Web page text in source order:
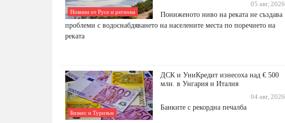
Новини от Русе и региона
05 авг, 2026
Пониженото ниво на реката не създава
проблеми с водоснабдяването на населените места по поречието на
реката
Бизнес и Туризъм
ДСК и УниКредит изнесоха над € 500
млн. в Унгария и Италия
04 авг, 2026
Банките с рекордна печалба